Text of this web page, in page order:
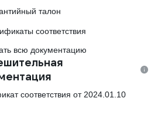
талон
соответствия
всю документацию
соответствия от 2024.01.10